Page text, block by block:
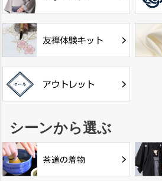
シーンから選ぶ